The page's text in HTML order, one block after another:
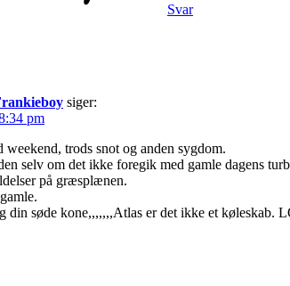
Svar
siger:
pm
weekend, trods snot og anden sygdom.
selv om det ikke foregik med gamle dagens
på græsplænen.
din søde kone,,,,,,,Atlas er det ikke et køleskab.